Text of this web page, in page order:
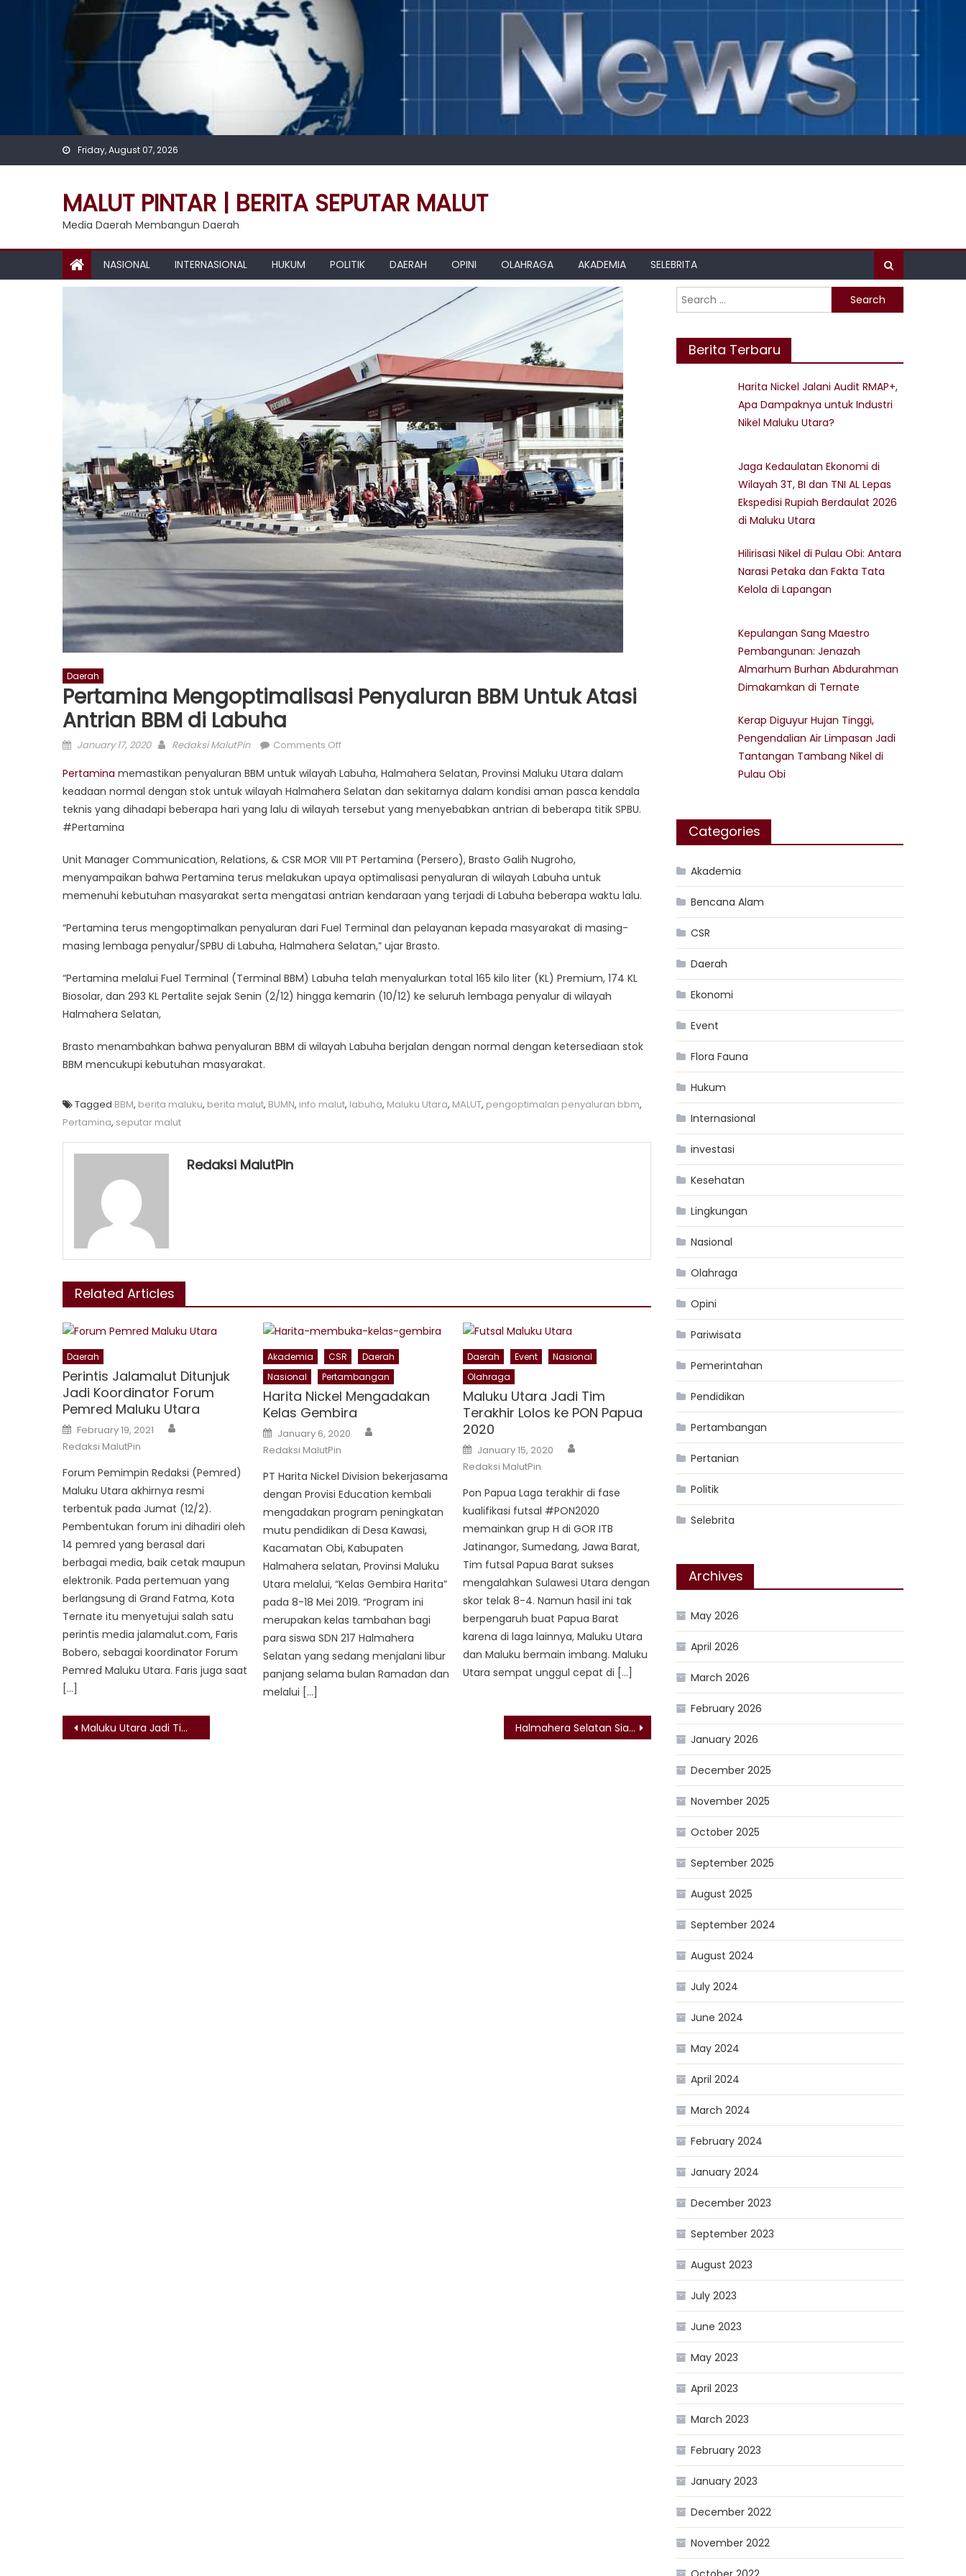
Friday, August 07, 2026
MALUT PINTAR | BERITA SEPUTAR MALUT
Media Daerah Membangun Daerah
NASIONAL INTERNASIONAL HUKUM POLITIK DAERAH OPINI OLAHRAGA AKADEMIA SELEBRITA
Daerah
Pertamina Mengoptimalisasi Penyaluran BBM Untuk Atasi
Antrian BBM di Labuha
Posted
January 17, 2020 Author
Redaksi MalutPin Comments Offon
Mengoptimalisasi
Penyaluran
BBM
Antrian
BBM
di
Pertamina memastikan penyaluran BBM untuk wilayah Labuha, Halmahera Selatan, Provinsi Maluku Utara dalam
keadaan normal dengan stok untuk wilayah Halmahera Selatan dan sekitarnya dalam kondisi aman pasca kendala
teknis yang dihadapi beberapa hari yang lalu di wilayah tersebut yang menyebabkan antrian di beberapa titik SPBU.
#Pertamina
Unit Manager Communication, Relations, & CSR MOR VIII PT Pertamina (Persero), Brasto Galih Nugroho,
menyampaikan bahwa Pertamina terus melakukan upaya optimalisasi penyaluran di wilayah Labuha untuk
memenuhi kebutuhan masyarakat serta mengatasi antrian kendaraan yang terjadi di Labuha beberapa waktu lalu.
“Pertamina terus mengoptimalkan penyaluran dari Fuel Terminal dan pelayanan kepada masyarakat di masing-
masing lembaga penyalur/SPBU di Labuha, Halmahera Selatan,” ujar Brasto.
“Pertamina melalui Fuel Terminal (Terminal BBM) Labuha telah menyalurkan total 165 kilo liter (KL) Premium, 174 KL
Biosolar, dan 293 KL Pertalite sejak Senin (2/12) hingga kemarin (10/12) ke seluruh lembaga penyalur di wilayah
Halmahera Selatan,
Brasto menambahkan bahwa penyaluran BBM di wilayah Labuha berjalan dengan normal dengan ketersediaan stok
BBM mencukupi kebutuhan masyarakat.
Tagged BBM, berita maluku, berita malut, BUMN, info malut, labuha, Maluku Utara, MALUT, pengoptimalan penyaluran bbm,
Pertamina, seputar malut
Redaksi MalutPin
Related Articles
Daerah
Perintis Jalamalut Ditunjuk
Jadi Koordinator Forum
Pemred Maluku Utara
Posted
on
February 19, 2021
Redaksi MalutPin
Forum Pemimpin Redaksi (Pemred)
Maluku Utara akhirnya resmi
terbentuk pada Jumat (12/2).
Pembentukan forum ini dihadiri oleh
14 pemred yang berasal dari
berbagai media, baik cetak maupun
elektronik. Pada pertemuan yang
berlangsung di Grand Fatma, Kota
Ternate itu menyetujui salah satu
perintis media jalamalut.com, Faris
Bobero, sebagai koordinator Forum
Pemred Maluku Utara. Faris juga saat
[…]
Akademia CSR
Daerah
Nasional
Pertambangan
Harita Nickel Mengadakan
Kelas Gembira
Posted
on
January 6, 2020
Redaksi MalutPin
PT Harita Nickel Division bekerjasama
dengan Provisi Education kembali
mengadakan program peningkatan
mutu pendidikan di Desa Kawasi,
Kacamatan Obi, Kabupaten
Halmahera selatan, Provinsi Maluku
Utara melalui, “Kelas Gembira Harita”
pada 8-18 Mei 2019. “Program ini
merupakan kelas tambahan bagi
para siswa SDN 217 Halmahera
Selatan yang sedang menjalani libur
panjang selama bulan Ramadan dan
melalui […]
Daerah Event
Nasional
Olahraga
Maluku Utara Jadi Tim
Terakhir Lolos ke PON Papua
2020
Posted
on
January 15, 2020
Redaksi MalutPin
Pon Papua Laga terakhir di fase
kualifikasi futsal #PON2020
memainkan grup H di GOR ITB
Jatinangor, Sumedang, Jawa Barat,
Tim futsal Papua Barat sukses
mengalahkan Sulawesi Utara dengan
skor telak 8-4. Namun hasil ini tak
berpengaruh buat Papua Barat
karena di laga lainnya, Maluku Utara
dan Maluku bermain imbang. Maluku
Utara sempat unggul cepat di […]
Post
Maluku Utara Jadi Tim Terakhir Lolos ke PON Papua 2020 Halmahera Selatan Siap Menjadi Penyelenggara Porprov III
Search
for:
Berita Terbaru
Harita Nickel Jalani Audit RMAP+,
Apa Dampaknya untuk Industri
Nikel Maluku Utara?
Jaga Kedaulatan Ekonomi di
Wilayah 3T, BI dan TNI AL Lepas
Ekspedisi Rupiah Berdaulat 2026
di Maluku Utara
Hilirisasi Nikel di Pulau Obi: Antara
Narasi Petaka dan Fakta Tata
Kelola di Lapangan
Kepulangan Sang Maestro
Pembangunan: Jenazah
Almarhum Burhan Abdurahman
Dimakamkan di Ternate
Kerap Diguyur Hujan Tinggi,
Pengendalian Air Limpasan Jadi
Tantangan Tambang Nikel di
Pulau Obi
Categories
Akademia
Bencana Alam
CSR
Daerah
Ekonomi
Event
Flora Fauna
Hukum
Internasional
investasi
Kesehatan
Lingkungan
Nasional
Olahraga
Opini
Pariwisata
Pemerintahan
Pendidikan
Pertambangan
Pertanian
Politik
Selebrita
Archives
May 2026
April 2026
March 2026
February 2026
January 2026
December 2025
November 2025
October 2025
September 2025
August 2025
September 2024
August 2024
July 2024
June 2024
May 2024
April 2024
March 2024
February 2024
January 2024
December 2023
September 2023
August 2023
July 2023
June 2023
May 2023
April 2023
March 2023
February 2023
January 2023
December 2022
November 2022